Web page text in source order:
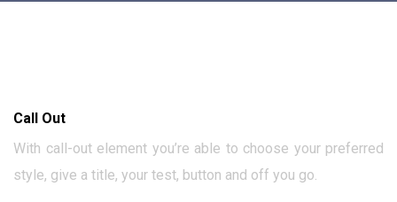
Call Out
With call-out element you’re able to choose your preferred
style, give a title, your test, button and off you go.